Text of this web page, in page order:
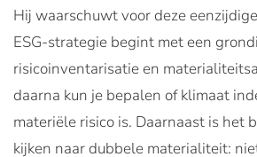
Hij waarschuwt voor deze
ESG-strategie begint met een
risicoinventarisatie en
daarna kun je bepalen of klimaat
materiële risico is. Daarnaast is het
kijken naar dubbele materialiteit: